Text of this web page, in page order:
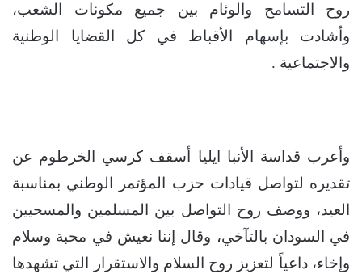
روح التسامح والوئام بين جميع مكونات الشعب،
وأشادت بإسهام الأقباط في كل القضايا الوطنية
والاجتماعية .
وأعرب قداسة الأنبا ايليا أسقف كرسي الخرطوم عن
تقديره لتواصل قيادات حزب المؤتمر الوطني بمناسبة
العيد، ووصف روح التواصل بين المسلمين والمسحيين
في السودان بالتآخي، وقال إننا نعيش في محبة وسلام
وإخاء، داعياً لتعزيز روح السلام والاستقرار التي تشهدها